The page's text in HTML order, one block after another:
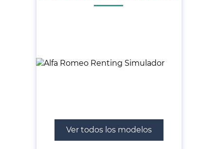
Ver todos los modelos